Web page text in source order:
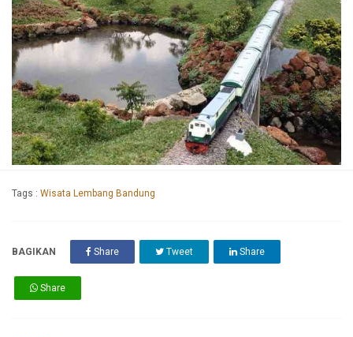
Tags : Wisata Lembang Bandung
BAGIKAN Share Tweet Share
Share